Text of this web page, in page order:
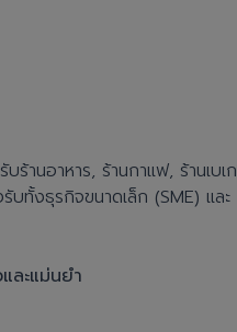
รับร้านอาหาร, ร้านกาแฟ, ร้านเบเก
บทั้งธุรกิจขนาดเล็ก (SME) และ
ละแม่นยำ